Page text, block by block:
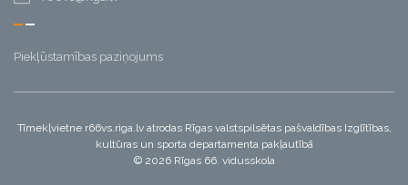
Piekļūstamības paziņojums
Tīmekļvietne r66vs.riga.lv atrodas Rīgas valstspilsētas pašvaldības Izglītības,
kultūras un sporta departamenta pakļautībā
© 2026 Rīgas 66. vidusskola